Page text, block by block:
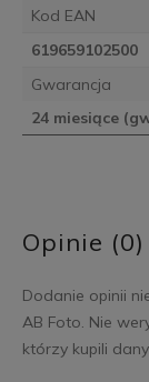
Kod EAN
619659102500
Gwarancja
24 miesiące
Opinie (0)
Dodanie opinii
AB Foto. Nie
którzy kupili